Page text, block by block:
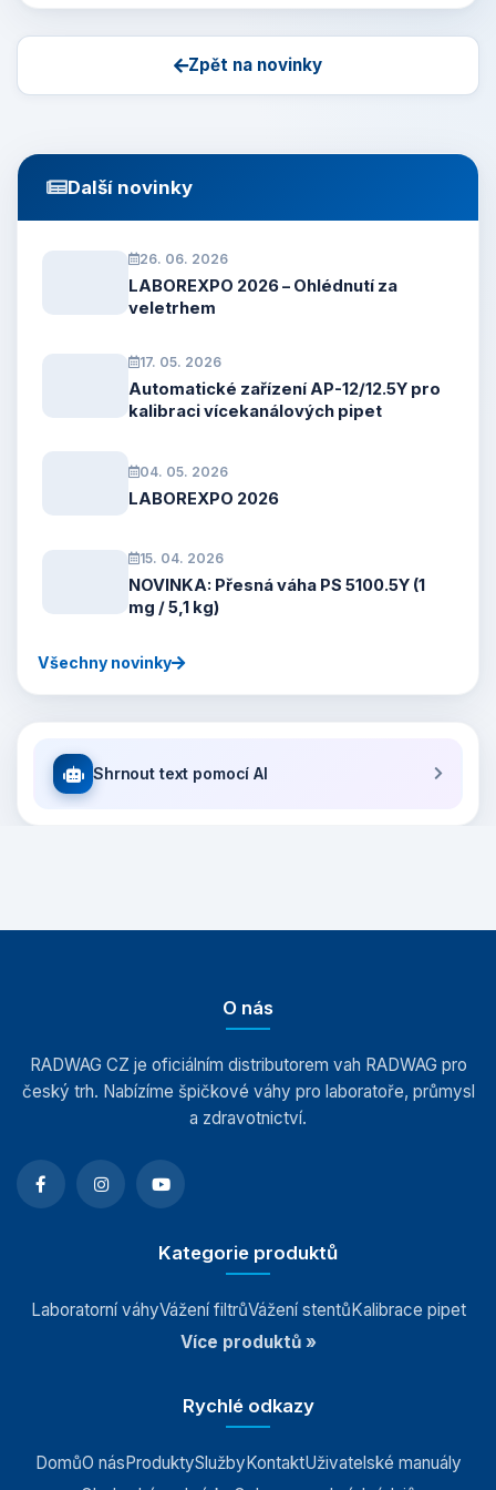
Zpět na novinky
Další novinky
26. 06. 2026
LABOREXPO 2026 – Ohlédnutí za
veletrhem
17. 05. 2026
Automatické zařízení AP-12/12.5Y pro
kalibraci vícekanálových pipet
04. 05. 2026
LABOREXPO 2026
15. 04. 2026
NOVINKA: Přesná váha PS 5100.5Y (1
mg / 5,1 kg)
Všechny novinky
Shrnout text pomocí AI
O nás
RADWAG CZ je oficiálním distributorem vah RADWAG pro
český trh. Nabízíme špičkové váhy pro laboratoře, průmysl
a zdravotnictví.
Kategorie produktů
Laboratorní váhyVážení filtrůVážení stentůKalibrace pipet
Více produktů »
Rychlé odkazy
DomůO násProduktySlužbyKontaktUživatelské manuály